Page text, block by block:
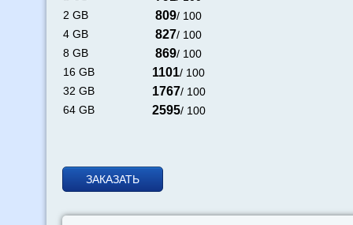
2 GB
809/ 100
4 GB
827/ 100
8 GB
869/ 100
16 GB
1101/ 100
32 GB
1767/ 100
64 GB
2595/ 100
ЗАКАЗАТЬ